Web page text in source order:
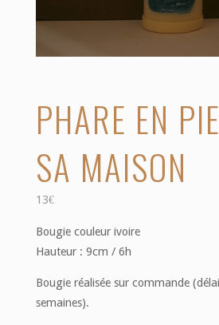
PHARE EN
SA MAISON
13€
Bougie couleur ivoire
Hauteur : 9cm / 6h
Bougie réalisée sur commande
semaines).